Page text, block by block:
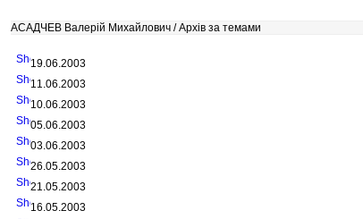
АСАДЧЕВ Валерій Михайлович / Архів за темами
19.06.2003
11.06.2003
10.06.2003
05.06.2003
03.06.2003
26.05.2003
21.05.2003
16.05.2003